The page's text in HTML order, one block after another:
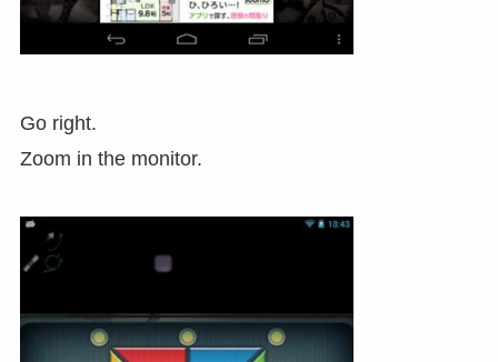
Go right.
Zoom in the monitor.